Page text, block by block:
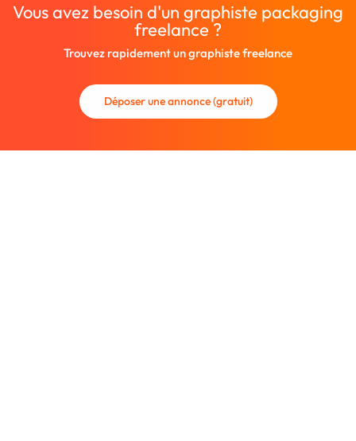
Vous avez besoin d'un graphiste packaging
freelance ?
Trouvez rapidement un graphiste freelance
Déposer une annonce (gratuit)